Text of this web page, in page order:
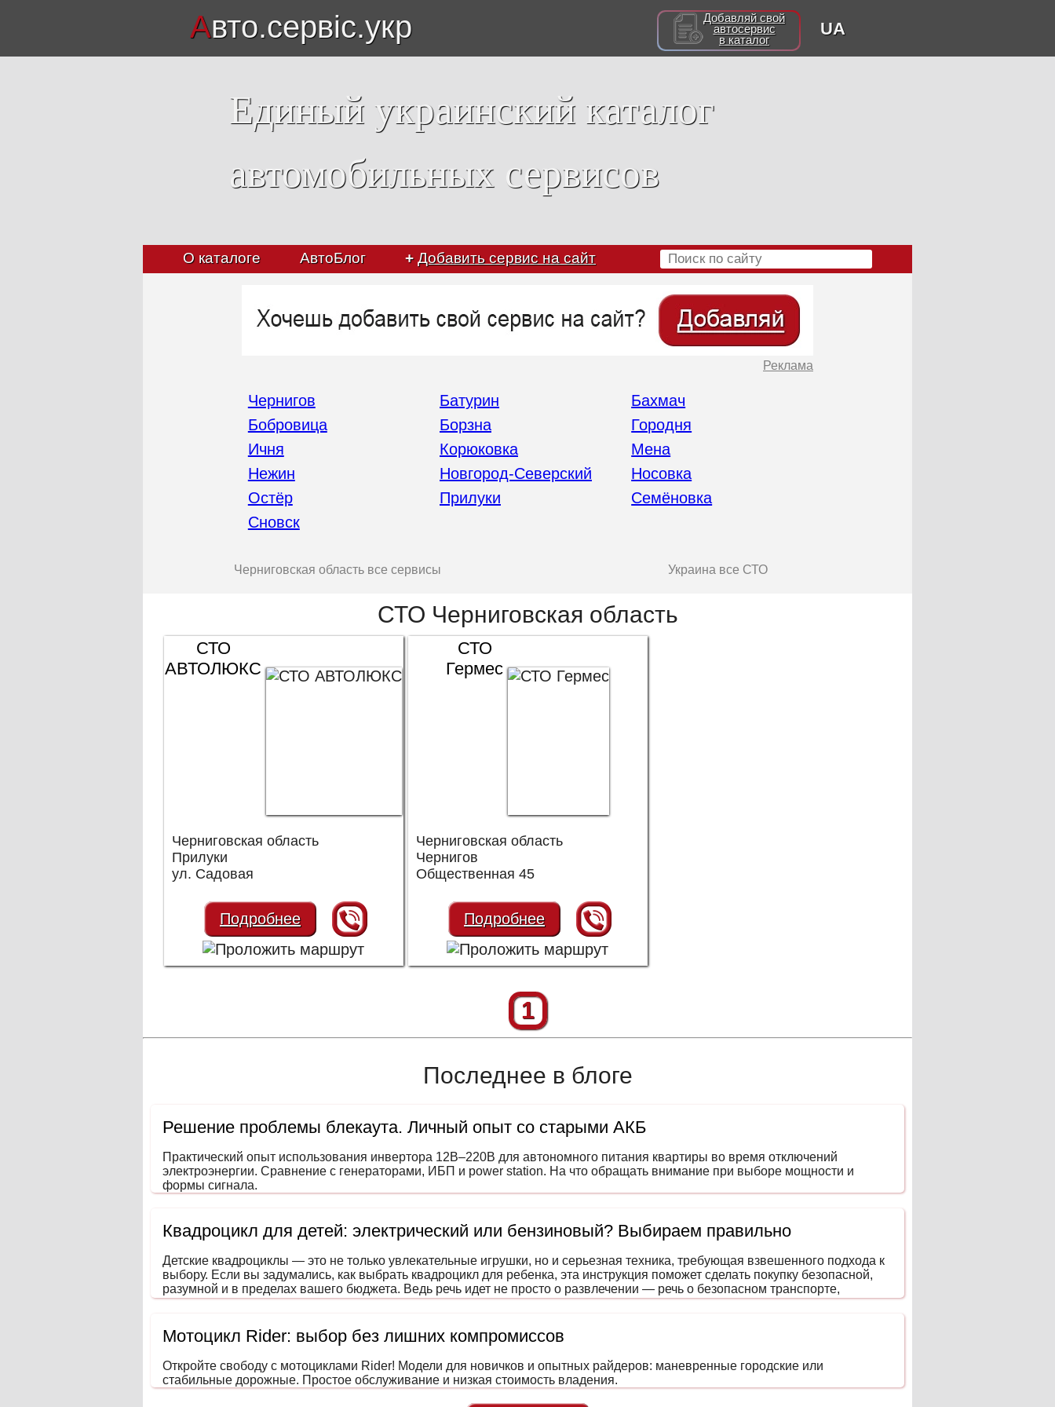
Авто.сервіс.укр
Добавляй свой
автосервис
в каталог
UA
Единый украинский каталог
автомобильных сервисов
О каталоге АвтоБлог + Добавить сервис на сайт
Реклама
Чернигов Батурин
Бахмач
Бобровица
Борзна
Городня
Ичня
Корюковка
Мена
Нежин
Новгород-Северский
Носовка
Остёр
Прилуки
Семёновка
Сновск
Черниговская область все сервисы Украина все СТО
СТО Черниговская область
СТО
АВТОЛЮКС
Черниговская область
Прилуки
ул. Садовая
Подробнее
СТО
Гермес
Черниговская область
Чернигов
Общественная 45
Подробнее
1
Последнее в блоге
Решение проблемы блекаута. Личный опыт со старыми АКБ
Практический опыт использования инвертора 12В–220В для автономного питания квартиры во время отключений
электроэнергии. Сравнение с генераторами, ИБП и power station. На что обращать внимание при выборе мощности и
формы сигнала.
Квадроцикл для детей: электрический или бензиновый? Выбираем правильно
Детские квадроциклы — это не только увлекательные игрушки, но и серьезная техника, требующая взвешенного подхода к
выбору. Если вы задумались, как выбрать квадроцикл для ребенка, эта инструкция поможет сделать покупку безопасной,
разумной и в пределах вашего бюджета. Ведь речь идет не просто о развлечении — речь о безопасном транспорте,
развивающем координацию, внимание и навыки вождения еще с детства.
Мотоцикл Rider: выбор без лишних компромиссов
Откройте свободу с мотоциклами Rider! Модели для новичков и опытных райдеров: маневренные городские или
стабильные дорожные. Простое обслуживание и низкая стоимость владения.